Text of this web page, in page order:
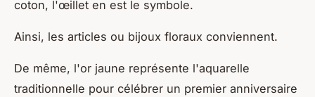
coton, l'œillet en est le symbole.
Ainsi, les articles ou bijoux floraux conviennent.
De même, l'or jaune représente l'aquarelle
traditionnelle pour célébrer un premier anniversaire